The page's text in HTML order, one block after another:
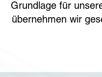
Grundlage für
übernehmen wir